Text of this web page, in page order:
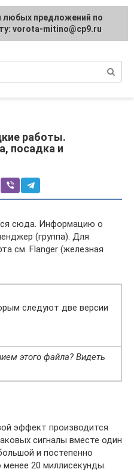
и
работы.
посадка и
сюда. Информацию о
(группа). Для
см. Flanger (железная
следуют две версии
этого файла? Видеть
эффект производится
сигналы вместе один
и постепенно
20 миллисекунды.
любых предложений по
vorota-mitino@cp9.ru